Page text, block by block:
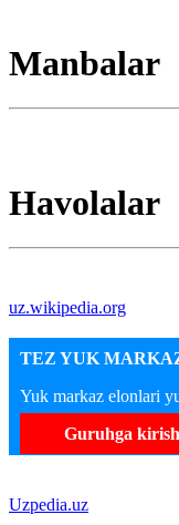
Manbalar
Havolalar
uz.wikipedia.org
TEZ YUK
Yuk markaz elonlari
Guruhga kirish
Uzpedia.uz